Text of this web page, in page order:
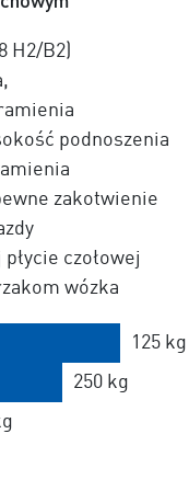
H2/B2)
podnoszenia
zakotwienie
czołowej
wózka
125 kg
250 kg